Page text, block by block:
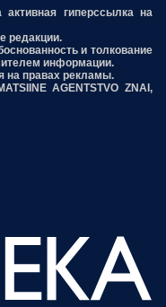
активная гиперссылка на
редакции.
и толкование
информации.
на правах рекламы.
AGENTSTVO ZNAI,